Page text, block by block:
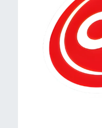
Coin Isı Haritası
Ekonomik Takvim
Kiripto Para Piyasası
Gizlilik Sözleşmesi